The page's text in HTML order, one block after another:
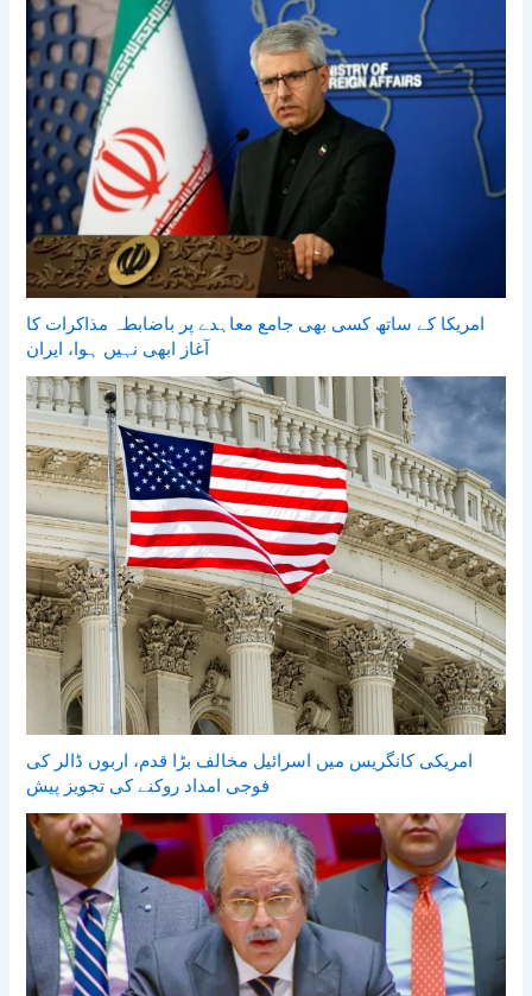
امریکا کے ساتھ کسی بھی جامع معاہدے پر باضابطہ مذاکرات کا
آغاز ابھی نہیں ہوا، ایران
امریکی کانگریس میں اسرائیل مخالف بڑا قدم، اربوں ڈالر کی
فوجی امداد روکنے کی تجویز پیش